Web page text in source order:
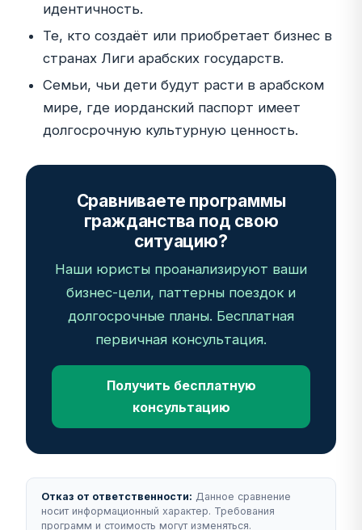
идентичность.
Те, кто создаёт или приобретает бизнес в
странах Лиги арабских государств.
Семьи, чьи дети будут расти в арабском
мире, где иорданский паспорт имеет
долгосрочную культурную ценность.
Сравниваете программы
гражданства под свою
ситуацию?
Наши юристы проанализируют ваши
бизнес-цели, паттерны поездок и
долгосрочные планы. Бесплатная
первичная консультация.
Получить бесплатную
консультацию
Отказ от ответственности: Данное сравнение
носит информационный характер. Требования
программ и стоимость могут изменяться.